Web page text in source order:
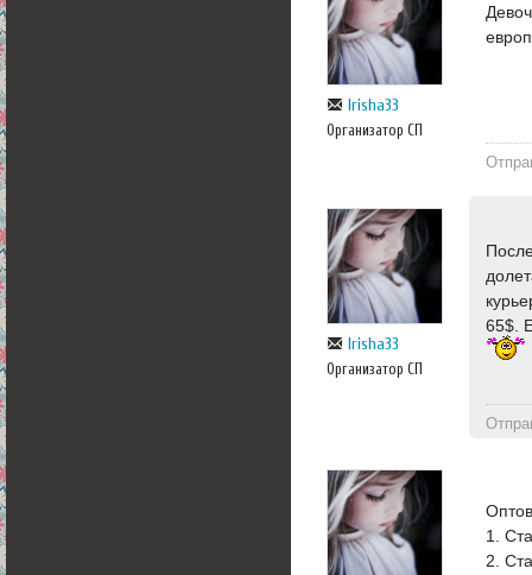
Irisha33
Организатор СП
Irisha33
Организатор СП
65$.
1.
2.